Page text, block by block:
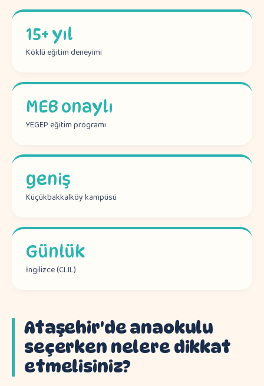
15+ yıl
Köklü eğitim deneyimi
MEB onaylı
YEGEP eğitim programı
geniş
Küçükbakkalköy kampüsü
Günlük
İngilizce (CLIL)
Ataşehir'de anaokulu
seçerken nelere dikkat
etmelisiniz?